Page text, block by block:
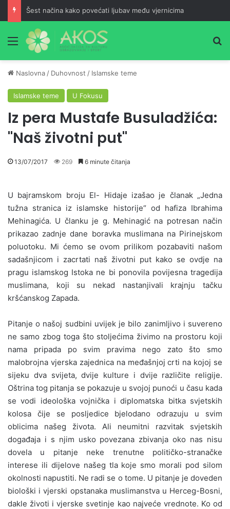
Šest načina kako povećati ljubav među vjernicima
Meni
Naslovna / Duhovnost / Islamske teme
Islamske teme U Fokusu
Iz pera Mustafe Busuladžića:
"Naš životni put"
13/07/2017 269 6 minute čitanja
U bajramskom broju El- Hidaje izašao je članak „Jedna
tužna stranica iz islamske historije“ od hafiza Ibrahima
Mehinagića. U članku je g. Mehinagić na potresan način
prikazao zadnje dane boravka muslimana na Pirinejskom
poluotoku. Mi ćemo se ovom prilikom pozabaviti našom
sadašnjicom i zacrtati naš životni put kako se ovdje na
pragu islamskog Istoka ne bi ponovila povijesna tragedija
muslimana, koji su nekad nastanjivali krajnju tačku
kršćanskog Zapada.
Pitanje o našoj sudbini uvijek je bilo zanimljivo i suvereno
ne samo zbog toga što stoljećima živimo na prostoru koji
nama pripada po svim pravima nego zato što smo
malobrojna vjerska zajednica na međašnjoj crti na kojoj se
sijeku dva svijeta, dvije kulture i dvije različite religije.
Oštrina tog pitanja se pokazuje u svojoj punoći u času kada
se vodi ideološka vojnička i diplomatska bitka svjetskih
kolosa čije se posljedice bjelodano odrazuju u svim
oblicima našeg života. Ali neumitni razvitak svjetskih
događaja i s njim usko povezana zbivanja oko nas nisu
dovela u pitanje neke trenutne političko-stranačke
interese ili dijelove našeg tla koje smo morali pod silom
okolnosti napustiti. Ne radi se o tome. U pitanje je doveden
biološki i vjerski opstanaka muslimanstva u Herceg-Bosni,
dakle životi i vjerske svetinje kao najveće vrednote. Ko od